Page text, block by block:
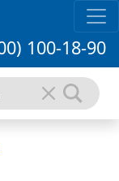
100-18-90